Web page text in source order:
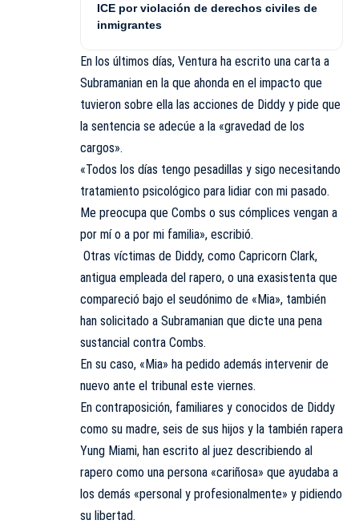
ICE por violación de derechos civiles de
inmigrantes
En los últimos días, Ventura ha escrito una carta a
Subramanian en la que ahonda en el impacto que
tuvieron sobre ella las acciones de Diddy y pide que
la sentencia se adecúe a la «gravedad de los
cargos».
«Todos los días tengo pesadillas y sigo necesitando
tratamiento psicológico para lidiar con mi pasado.
Me preocupa que Combs o sus cómplices vengan a
por mí o a por mi familia», escribió.
Otras víctimas de Diddy, como Capricorn Clark,
antigua empleada del rapero, o una exasistenta que
compareció bajo el seudónimo de «Mia», también
han solicitado a Subramanian que dicte una pena
sustancial contra Combs.
En su caso, «Mia» ha pedido además intervenir de
nuevo ante el tribunal este viernes.
En contraposición, familiares y conocidos de Diddy
como su madre, seis de sus hijos y la también rapera
Yung Miami, han escrito al juez describiendo al
rapero como una persona «cariñosa» que ayudaba a
los demás «personal y profesionalmente» y pidiendo
su libertad.